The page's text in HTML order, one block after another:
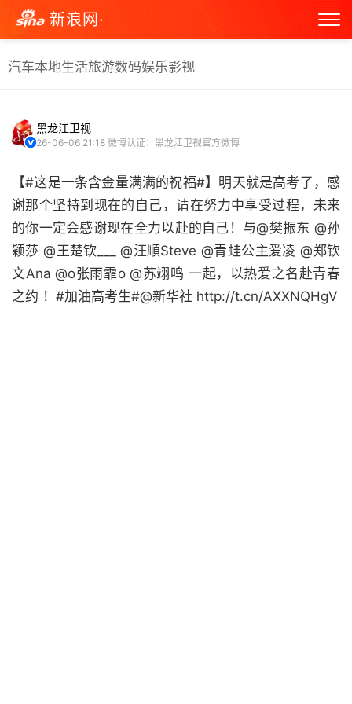
新浪网·
汽车本地生活旅游数码娱乐影视
黑龙江卫视
26-06-06 21:18 微博认证：黑龙江卫视官方微博
【#这是一条含金量满满的祝福#】明天就是高考了，感
谢那个坚持到现在的自己，请在努力中享受过程，未来
的你一定会感谢现在全力以赴的自己！与@樊振东 @孙
颖莎 @王楚钦___ @汪順Steve @青蛙公主爱凌 @郑钦
文Ana @o张雨霏o @苏翊鸣 一起，以热爱之名赴青春
之约 ！#加油高考生#@新华社 http://t.cn/AXXNQHgV